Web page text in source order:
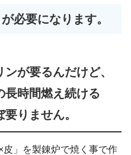
必要になります。
が要るんだけど、
長時間燃え続ける
りません。
」を製錬炉で焼く事で作